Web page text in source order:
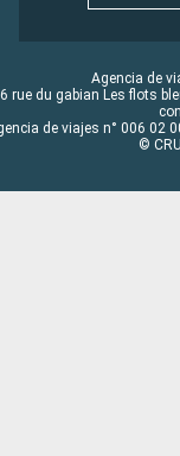
Agencia de
rue du gabian Les flots
de viajes n° 006 02
©